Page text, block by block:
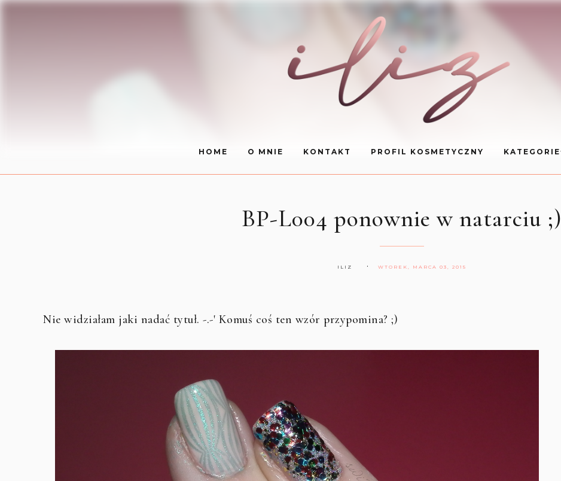
HOME O MNIE KONTAKT PROFIL KOSMETYCZNY KATEGORIE
BP-L004 ponownie w natarciu ;)
ILIZ WTOREK, MARCA 03, 2015
Nie widziałam jaki nadać tytuł. -.-' Komuś coś ten wzór przypomina? ;)